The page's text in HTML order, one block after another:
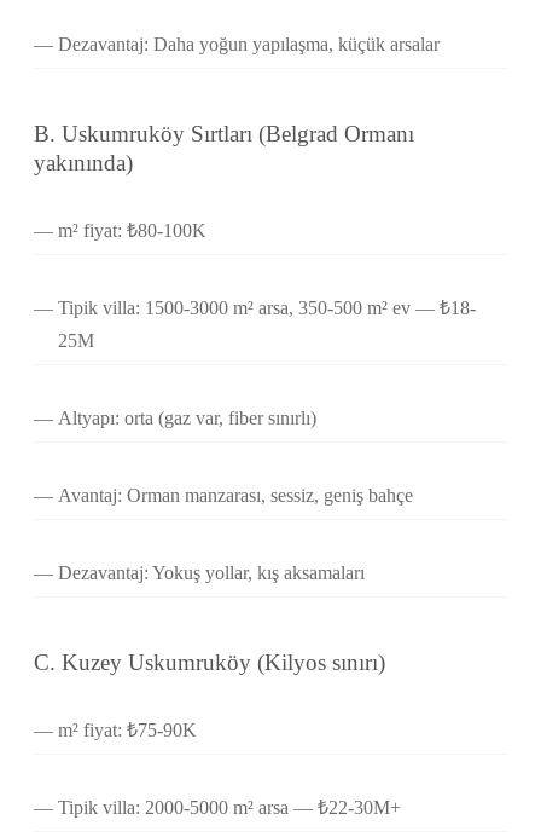
Dezavantaj: Daha yoğun yapılaşma, küçük arsalar
B. Uskumruköy Sırtları (Belgrad Ormanı
yakınında)
m² fiyat: ₺80-100K
Tipik villa: 1500-3000 m² arsa, 350-500 m² ev — ₺18-
25M
Altyapı: orta (gaz var, fiber sınırlı)
Avantaj: Orman manzarası, sessiz, geniş bahçe
Dezavantaj: Yokuş yollar, kış aksamaları
C. Kuzey Uskumruköy (Kilyos sınırı)
m² fiyat: ₺75-90K
Tipik villa: 2000-5000 m² arsa — ₺22-30M+